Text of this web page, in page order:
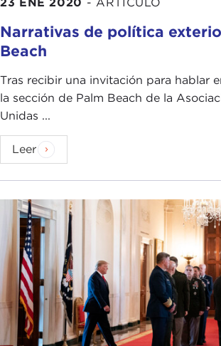
23 ENE 2020 - ARTÍCULO
Narrativas de política
Beach
Tras recibir una invitación para hablar
la sección de Palm Beach de la
Unidas ...
Leer